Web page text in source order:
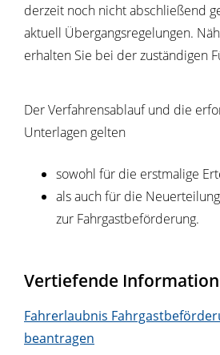
derzeit noch nicht abschließend
aktuell Übergangsregelungen.
erhalten Sie bei der zuständigen
Der Verfahrensablauf und die
Unterlagen gelten
sowohl für die erstmalige
als auch für die
zur Fahrgastbeförderung.
Vertiefende
Fahrerlaubnis
beantragen